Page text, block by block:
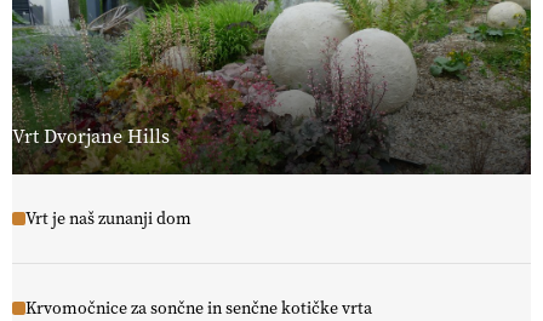
Vrt Dvorjane Hills
Vrt je naš zunanji dom
Krvomočnice za sončne in senčne kotičke vrta